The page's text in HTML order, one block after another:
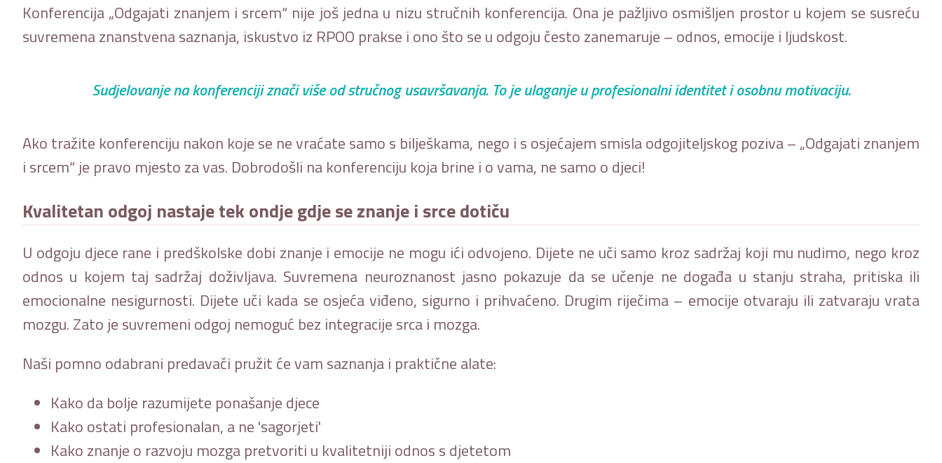
Konferencija „Odgajati znanjem i srcem“ nije još jedna u nizu stručnih konferencija. Ona je pažljivo osmišljen prostor u kojem se susreću
suvremena znanstvena saznanja, iskustvo iz RPOO prakse i ono što se u odgoju često zanemaruje – odnos, emocije i ljudskost.
Sudjelovanje na konferenciji znači više od stručnog usavršavanja. To je ulaganje u profesionalni identitet i osobnu motivaciju.
Ako tražite konferenciju nakon koje se ne vraćate samo s bilješkama, nego i s osjećajem smisla odgojiteljskog poziva – „Odgajati znanjem
i srcem“ je pravo mjesto za vas. Dobrodošli na konferenciju koja brine i o vama, ne samo o djeci!
Kvalitetan odgoj nastaje tek ondje gdje se znanje i srce dotiču
U odgoju djece rane i predškolske dobi znanje i emocije ne mogu ići odvojeno. Dijete ne uči samo kroz sadržaj koji mu nudimo, nego kroz
odnos u kojem taj sadržaj doživljava. Suvremena neuroznanost jasno pokazuje da se učenje ne događa u stanju straha, pritiska ili
emocionalne nesigurnosti. Dijete uči kada se osjeća viđeno, sigurno i prihvaćeno. Drugim riječima – emocije otvaraju ili zatvaraju vrata
mozgu. Zato je suvremeni odgoj nemoguć bez integracije srca i mozga.
Naši pomno odabrani predavači pružit će vam saznanja i praktične alate:
Kako da bolje razumijete ponašanje djece
Kako ostati profesionalan, a ne 'sagorjeti'
Kako znanje o razvoju mozga pretvoriti u kvalitetniji odnos s djetetom